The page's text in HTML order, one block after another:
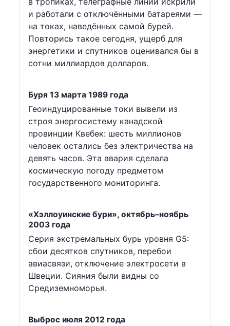
и работали с отключёнными батареями —
на токах, наведённых самой бурей.
Повторись такое сегодня, ущерб для
энергетики и спутников оценивался бы в
сотни миллиардов долларов.
Буря 13 марта 1989 года
Геоиндуцированные токи вывели из
строя энергосистему канадской
провинции Квебек: шесть миллионов
человек остались без электричества на
девять часов. Эта авария сделала
космическую погоду предметом
государственного мониторинга.
«Хэллоуинские бури», октябрь–ноябрь
2003 года
Серия экстремальных бурь уровня G5:
сбои десятков спутников, перебои
авиасвязи, отключение электросети в
Швеции. Сияния были видны со
Средиземноморья.
Выброс июля 2012 года